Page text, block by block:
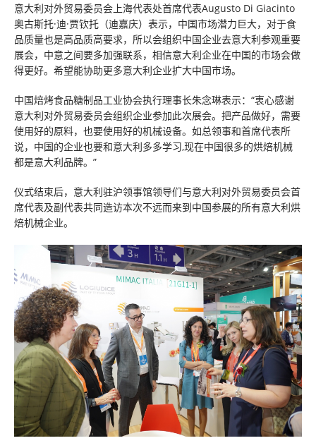
意大利对外贸易委员会上海代表处首席代表Augusto Di Giacinto
奥古斯托·迪·贾钦托（迪嘉庆）表示，中国市场潜力巨大，对于食
品质量也是高品质高要求，所以会组织中国企业去意大利参观重要
展会，中意之间要多加强联系，相信意大利企业在中国的市场会做
得更好。希望能协助更多意大利企业扩大中国市场。
中国焙烤食品糖制品工业协会执行理事长朱念琳表示：“衷心感谢
意大利对外贸易委员会组织企业参加此次展会。把产品做好，需要
使用好的原料，也要使用好的机械设备。如总领事和首席代表所
说，中国的企业也要和意大利多多学习,现在中国很多的烘焙机械
都是意大利品牌。”
仪式结束后，意大利驻沪领事馆领导们与意大利对外贸易委员会首
席代表及副代表共同造访本次不远而来到中国参展的所有意大利烘
焙机械企业。